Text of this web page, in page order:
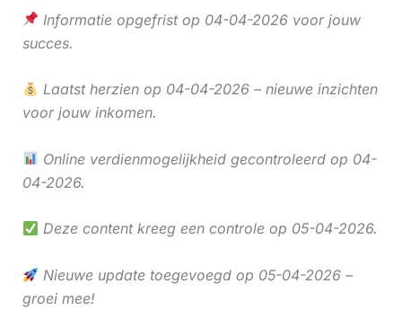
Informatie opgefrist op 04-04-2026 voor jouw
succes.
Laatst herzien op 04-04-2026 – nieuwe inzichten
voor jouw inkomen.
Online verdienmogelijkheid gecontroleerd op 04-
04-2026.
Deze content kreeg een controle op 05-04-2026.
Nieuwe update toegevoegd op 05-04-2026 –
groei mee!